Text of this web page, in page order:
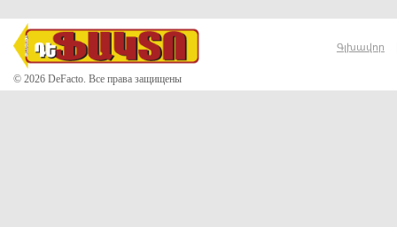
© 2026 DeFacto. Все права защищены
Գլխավոր